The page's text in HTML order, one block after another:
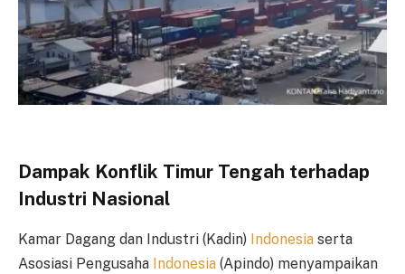
Dampak Konflik Timur Tengah terhadap
Industri Nasional
Kamar Dagang dan Industri (Kadin) Indonesia serta
Asosiasi Pengusaha Indonesia (Apindo) menyampaikan